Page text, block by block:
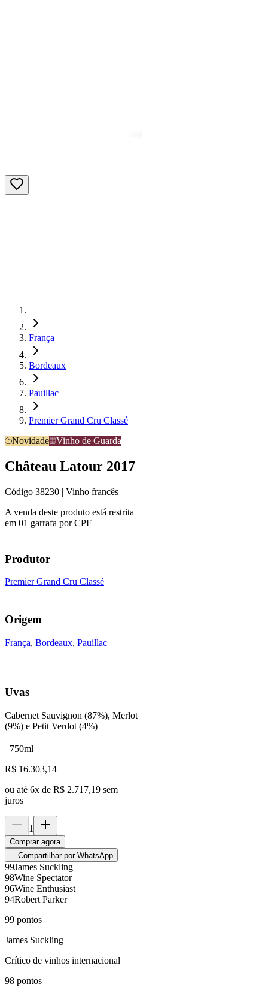
França
Bordeaux
Pauillac
Premier Grand Cru Classé
Novidade
Vinho de Guarda
Château Latour 2017
Código 38230 | Vinho francês
A venda deste produto está restrita
em 01 garrafa por CPF
Produtor
Premier Grand Cru Classé
Origem
França, Bordeaux, Pauillac
Uvas
Cabernet Sauvignon (87%), Merlot
(9%) e Petit Verdot (4%)
750ml
R$ 16.303,14
ou até 6x de R$ 2.717,19 sem
juros
1
Comprar agora
Compartilhar por WhatsApp
99James Suckling
98Wine Spectator
96Wine Enthusiast
94Robert Parker
99 pontos
James Suckling
Crítico de vinhos internacional
98 pontos